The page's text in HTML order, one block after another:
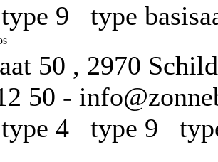
9 type
50 , 2970
50 -
4 type 9